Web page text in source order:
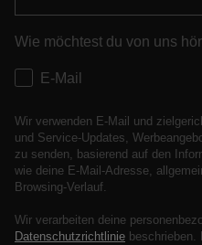
Wie möchtest du von uns
E-Mail
Wir verwenden E-Mail und
und Service-Updates,
zu senden, basierend auf den
wie deine E-Mail-Adresse,
Browsing-Verlauf.
Wir verarbeiten deine
Datenschutzrichtlinie beschrieben.